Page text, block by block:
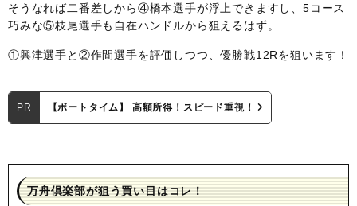
そうなれば二番差しから④橋本選手が浮上できますし、5コース
巧みな⑤枝尾選手も自在ハンドルから狙えるはず。
①興津選手と②作間選手を評価しつつ、優勝戦12Rを狙います！
PR 【ボートタイム】 高額所得！スピード重視！
万舟倶楽部が狙う買い目はコレ！